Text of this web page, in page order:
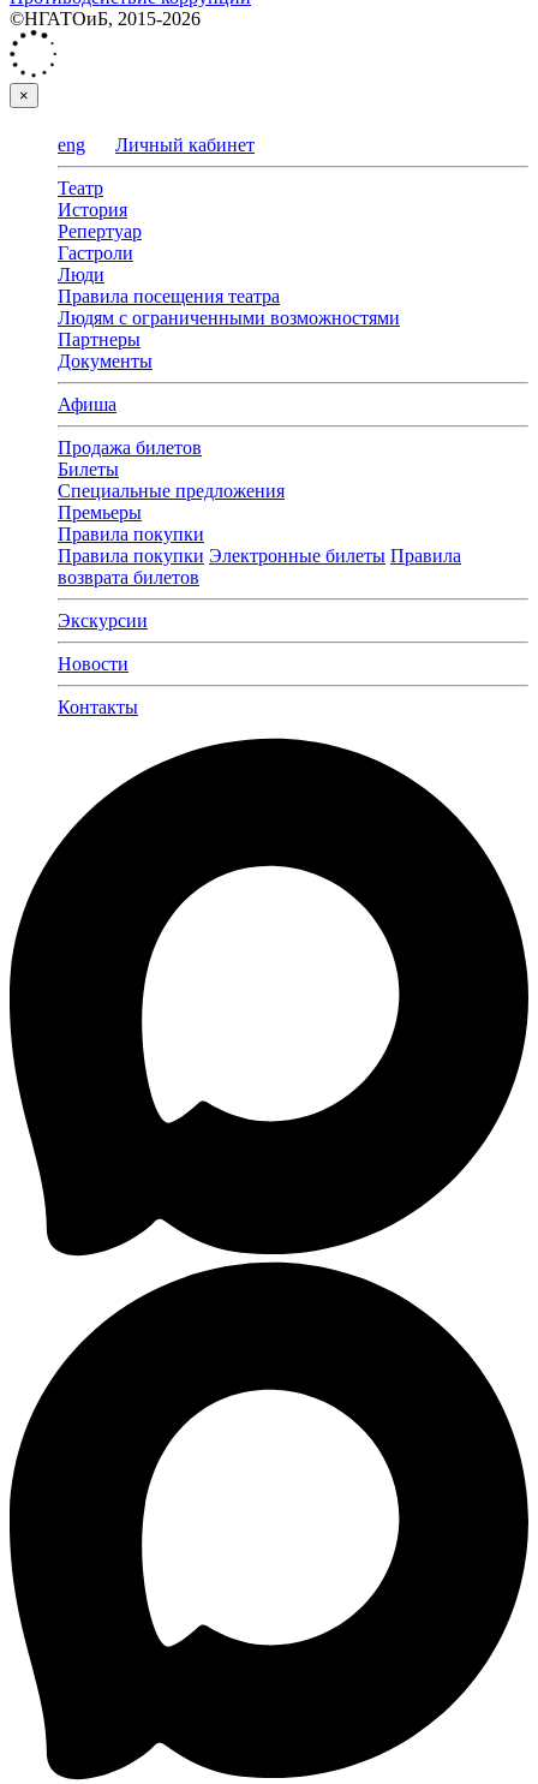
©НГАТОиБ, 2015-2026
×
eng Личный кабинет
Театр
История
Репертуар
Гастроли
Люди
Правила посещения театра
Людям с ограниченными возможностями
Партнеры
Документы
Афиша
Продажа билетов
Билеты
Специальные предложения
Премьеры
Правила покупки
Правила покупки Электронные билеты Правила
возврата билетов
Экскурсии
Новости
Контакты